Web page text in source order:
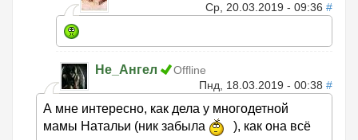
Ср, 20.03.2019 - 09:36 #
Не_Ангел
Offline
Пнд, 18.03.2019 - 00:38 #
А мне интересно, как дела у многодетной
мамы Натальи (ник забыла
), как она всё